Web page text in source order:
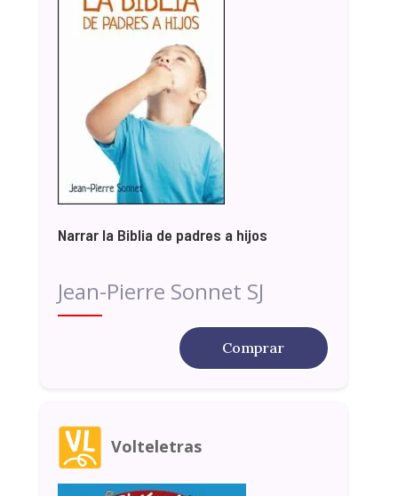
Narrar la Biblia de padres a hijos
Jean-Pierre Sonnet SJ
Comprar
Volteletras